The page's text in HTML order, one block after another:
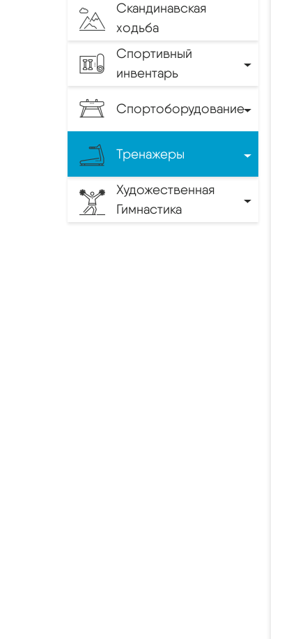
Скандинавская
ходьба
Спортивный
инвентарь
Спортоборудование
Тренажеры
Художественная
Гимнастика